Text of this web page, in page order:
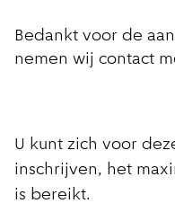
Bedankt voor de
nemen wij contact
U kunt zich voor
inschrijven, het
is bereikt.